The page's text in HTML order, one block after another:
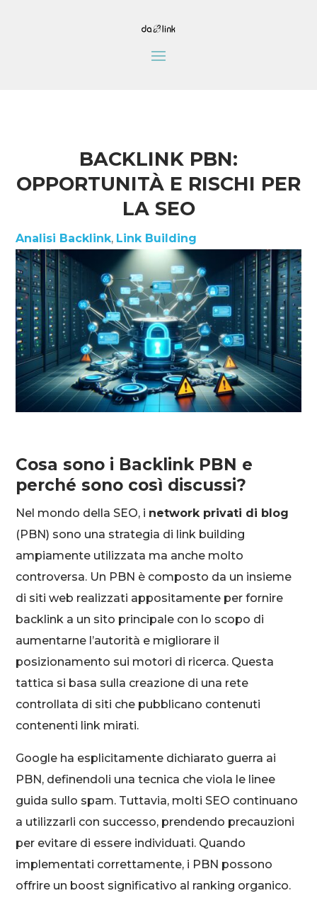
BACKLINK PBN:
OPPORTUNITÀ E RISCHI PER
LA SEO
Analisi Backlink, Link Building
Cosa sono i Backlink PBN e
perché sono così discussi?
Nel mondo della SEO, i network privati di blog
(PBN) sono una strategia di link building
ampiamente utilizzata ma anche molto
controversa. Un PBN è composto da un insieme
di siti web realizzati appositamente per fornire
backlink a un sito principale con lo scopo di
aumentarne l’autorità e migliorare il
posizionamento sui motori di ricerca. Questa
tattica si basa sulla creazione di una rete
controllata di siti che pubblicano contenuti
contenenti link mirati.
Google ha esplicitamente dichiarato guerra ai
PBN, definendoli una tecnica che viola le linee
guida sullo spam. Tuttavia, molti SEO continuano
a utilizzarli con successo, prendendo precauzioni
per evitare di essere individuati. Quando
implementati correttamente, i PBN possono
offrire un boost significativo al ranking organico.